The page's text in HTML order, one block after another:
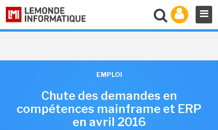
EMPLOI
Chute des demandes en
compétences mainframe et ERP
en avril 2016